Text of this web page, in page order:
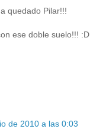
quedado Pilar!!!
ese doble suelo!!! :D
de 2010 a las 0:03